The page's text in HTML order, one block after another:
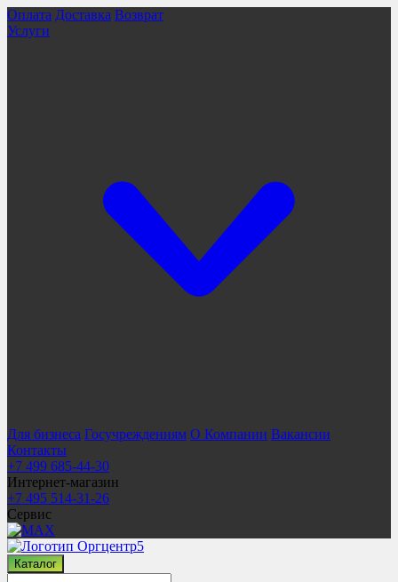
Оплата Доставка Возврат
Услуги
Для бизнеса Госучреждениям О Компании Вакансии
Контакты
+7 499 685-44-30
Интернет-магазин
+7 495 514-31-26
Сервис
Каталог